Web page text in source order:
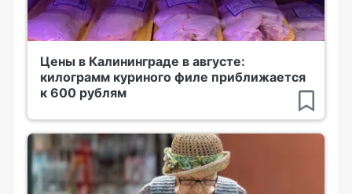
Цены в Калининграде в августе:
килограмм куриного филе приближается
к 600 рублям